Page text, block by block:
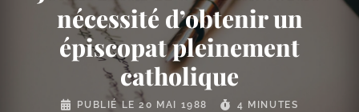
nécessité d’obtenir un
épiscopat pleinement
catholique
PUBLIÉ LE20 MAI 1988 4 MINUTES